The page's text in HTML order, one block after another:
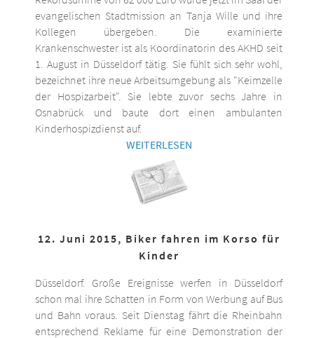
evangelischen Stadtmission an Tanja Wille und ihre
Kollegen übergeben. Die examinierte
Krankenschwester ist als Koordinatorin des AKHD seit
1. August in Düsseldorf tätig. Sie fühlt sich sehr wohl,
bezeichnet ihre neue Arbeitsumgebung als "Keimzelle
der Hospizarbeit". Sie lebte zuvor sechs Jahre in
Osnabrück und baute dort einen ambulanten
Kinderhospizdienst auf.
WEITERLESEN
12. Juni 2015, Biker fahren im Korso für
Kinder
Düsseldorf. Große Ereignisse werfen in Düsseldorf
schon mal ihre Schatten in Form von Werbung auf Bus
und Bahn voraus. Seit Dienstag fährt die Rheinbahn
entsprechend Reklame für eine Demonstration der